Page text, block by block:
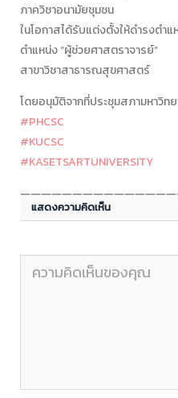
ภาควิชาอนามัยชุมชน
ในโอกาสได้รับแต่งตั้งให้ดำรงตำแ
ตำแหน่ง “ผู้ช่วยศาสตราจารย์”
สาขาวิชาสาธารณสุขศาสตร์
โดยอนุมัติจากที่ประชุมสภามหาวิท
#PHCSC
#KUCSC
#KASETSARTUNIVERSITY
แสดงความคิดเห็น